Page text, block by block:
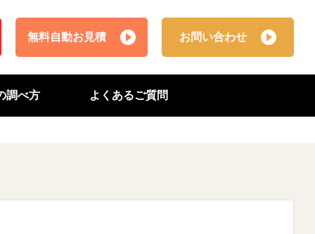
無料自動お見積 お問い合わせ
調べ方 よくあるご質問